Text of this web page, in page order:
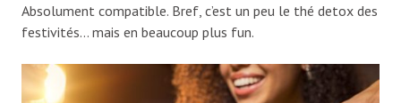
Absolument compatible. Bref, c’est un peu le thé detox des
festivités… mais en beaucoup plus fun.